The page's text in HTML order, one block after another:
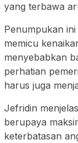
yang terbawa
Penumpukan
memicu
menyebabkan
perhatian
harus juga
Jefridin
berupaya
keterbatasan